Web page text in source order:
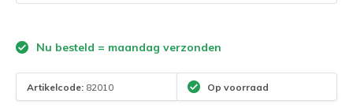
Nu besteld = maandag verzonden
Artikelcode: 82010 Op voorraad